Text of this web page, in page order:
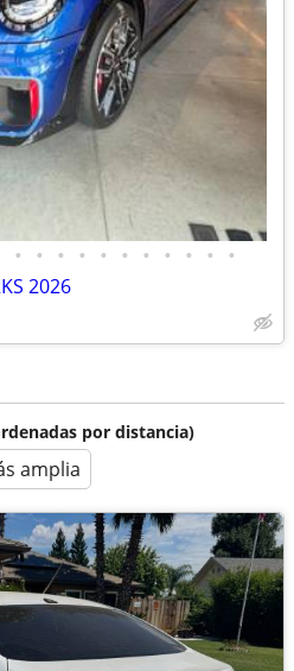
• • • • • • • • • • •
2026
por distancia)
amplia